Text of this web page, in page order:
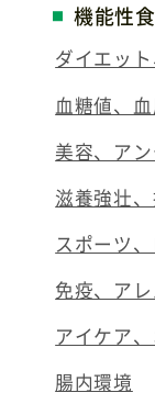
機能性
ダイエッ
血糖値、
美容、ア
滋養強壮
スポーツ
免疫、ア
アイケア
腸内環境